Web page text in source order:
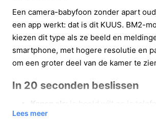
Een camera-babyfoon zonder apart
een app werkt: dat is dit KUUS. BM2-
kiezen dit type als ze beeld en
smartphone, met hogere resolutie en
om een groter deel van de kamer te
In 20 seconden beslissen
Kopen als:
je beeld wilt op je
Nederlandse app, je een draaibare
Lees meer